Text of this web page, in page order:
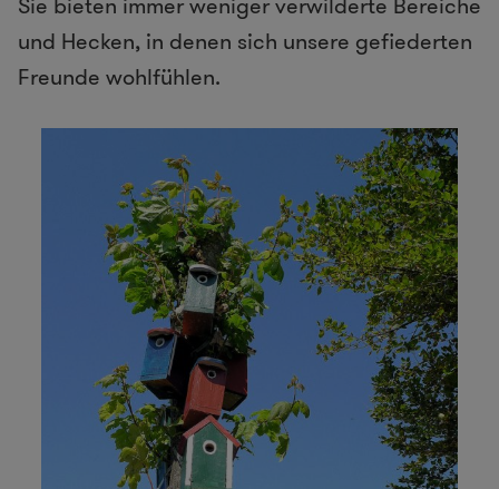
und Hecken, in denen sich unsere gefiederten
Freunde wohlfühlen.